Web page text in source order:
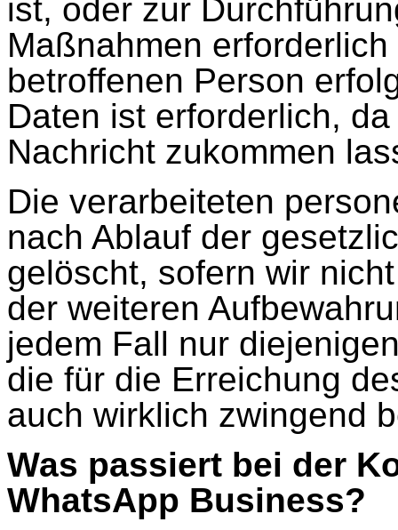
ist, oder zur
Maßnahmen
betroffenen Person
Daten ist erforderlich,
Nachricht zukommen
Die verarbeiteten
nach Ablauf der
gelöscht, sofern wir
der weiteren
jedem Fall nur
die für die Erreichung
auch wirklich zwingend
Was passiert bei der
WhatsApp Business?